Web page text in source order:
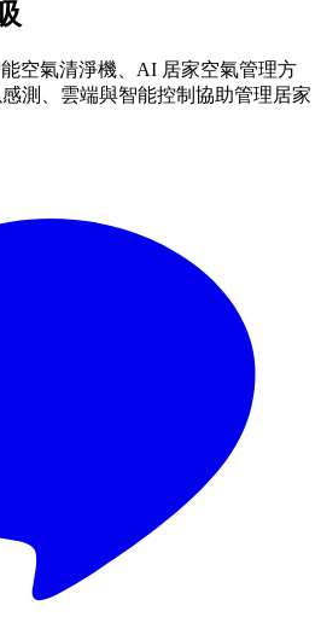
空氣清淨機、AI 居家空氣管理方
測、雲端與智能控制協助管理居家